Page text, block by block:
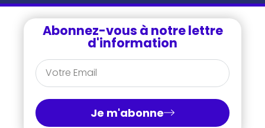
Abonnez-vous à notre lettre
d'information
Je m'abonne